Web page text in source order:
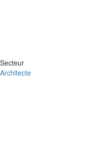
Secteur
Architecte